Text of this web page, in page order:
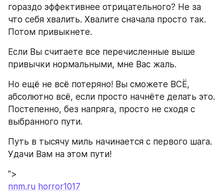
гораздо эффективнее отрицательного? Не за
что себя хвалить. Хвалите сначала просто так.
Потом привыкнете.
Если Вы считаете все перечисленные выше
привычки нормальными, мне Вас жаль.
Но ещё не всё потеряно! Вы сможете ВСЁ,
абсолютно всё, если просто начнёте делать это.
Постепенно, без напряга, просто не сходя с
выбранного пути.
Путь в тысячу миль начинается с первого шага.
Удачи Вам на этом пути!
">
nnm.ru horror1017